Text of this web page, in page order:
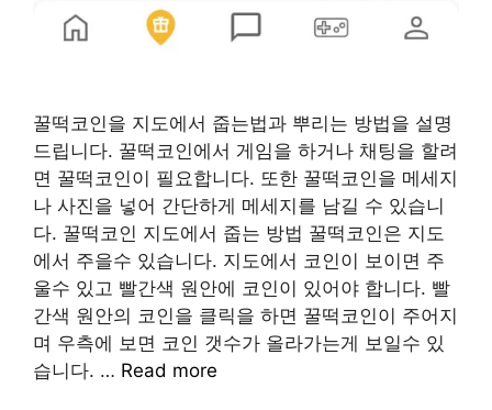
꿀떡코인을 지도에서 줍는법과 뿌리는 방법을 설명
드립니다. 꿀떡코인에서 게임을 하거나 채팅을 할려
면 꿀떡코인이 필요합니다. 또한 꿀떡코인을 메세지
나 사진을 넣어 간단하게 메세지를 남길 수 있습니
다. 꿀떡코인 지도에서 줍는 방법 꿀떡코인은 지도
에서 주을수 있습니다. 지도에서 코인이 보이면 주
울수 있고 빨간색 원안에 코인이 있어야 합니다. 빨
간색 원안의 코인을 클릭을 하면 꿀떡코인이 주어지
며 우측에 보면 코인 갯수가 올라가는게 보일수 있
습니다. … Read more